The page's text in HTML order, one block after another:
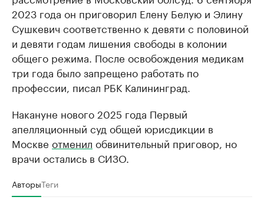
2023 года он приговорил Елену Белую и Элину
Сушкевич соответственно к девяти с половиной
и девяти годам лишения свободы в колонии
общего режима. После освобождения медикам
три года было запрещено работать по
профессии, писал РБК Калининград.
Накануне нового 2025 года Первый
апелляционный суд общей юрисдикции в
Москве отменил обвинительный приговор, но
врачи остались в СИЗО.
АвторыТеги